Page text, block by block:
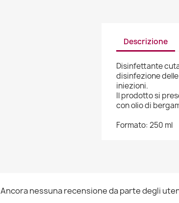
Descrizione
Disinfettante
disinfezione
iniezioni.
Il prodotto si
con olio di
Formato: 250 ml
Ancora nessuna recensione da parte degli